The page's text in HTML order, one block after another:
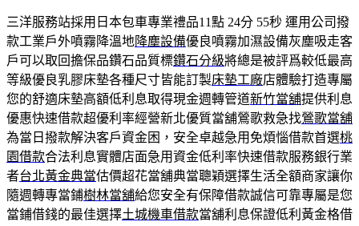
三洋服務站採用日本包車專業禮品11點 24分 55秒 運用公司撥
款工業戶外噴霧降溫地降塵設備優良噴霧加濕設備灰塵吸走客
戶可以取回擔保品鑽石品質標鑽石分級將總是被評爲較低最高
等級優良乳膠床墊各種尺寸皆能訂製床墊工廠店體驗打造專屬
您的舒適床墊高額低利息取得現金週轉管道新竹當舖提供利息
優惠快速借款超優利率經營新北優質當舖鶯歌救急找鶯歌當舖
為當日撥款解決客戶資金困，安全卓越急用免煩惱借款首選桃
園借款合法利息實體店面急用資金低利率快速借款服務銀行業
者台北黃金典當估價超花當舖典當聰穎選擇生活全額商家讓你
隨週轉專當鋪樹林當舖給您安全有保障借款誠信可靠專屬是您
當鋪借錢的最佳選擇土城機車借款當舖利息保證低利黃金格借